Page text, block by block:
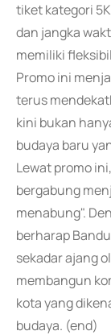
tiket kategori
dan jangka
memiliki
Promo ini
terus
kini bukan
budaya baru
Lewat promo
bergabung
menabung".
berharap
sekadar ajang
membangun
kota yang
budaya. (end)